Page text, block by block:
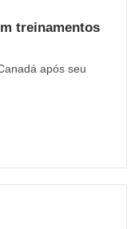
treinamentos
após seu